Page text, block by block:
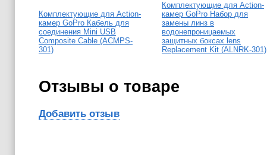
Комплектующие для Action-
камер GoPro Кабель для
соединения Mini USB
Composite Cable (ACMPS-
301)
Комплектующие для Action-
камер GoPro Набор для
замены линз в
водонепроницаемых
защитных боксах lens
Replacement Kit (ALNRK-301)
Отзывы о товаре
Добавить отзыв